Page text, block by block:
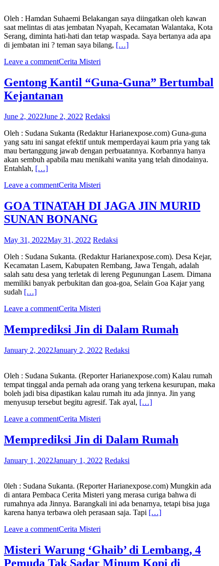
Oleh : Hamdan Suhaemi Belakangan saya diingatkan oleh kawan
saat melintas di atas jembatan Nyapah, Kecamatan Walantaka, Kota
Serang, diminta hati-hati dan tetap waspada. Saya bertanya ada apa
di jembatan ini ? teman saya bilang, […]
Leave a commentCerita Misteri
Gentong Kantil “Guna-Guna” Bertumbal
Kejantanan
June 2, 2022June 2, 2022 Redaksi
Oleh : Sudana Sukanta (Redaktur Harianexpose.com) Guna-guna
yang satu ini sangat efektif untuk memperdayai kaum pria yang tak
mau bertanggung jawab dengan perbuatannya. Korbannya hanya
akan sembuh apabila mau menikahi wanita yang telah dinodainya.
Entahlah, […]
Leave a commentCerita Misteri
GOA TINATAH DI JAGA JIN MURID
SUNAN BONANG
May 31, 2022May 31, 2022 Redaksi
Oleh : Sudana Sukanta. (Redaktur Harianexpose.com). Desa Kejar,
Kecamatan Lasem, Kabupaten Rembang, Jawa Tengah, adalah
salah satu desa yang terletak di lereng Pegunungan Lasem. Dimana
memiliki banyak perbukitan dan goa-goa, Selain Goa Kajar yang
sudah […]
Leave a commentCerita Misteri
Memprediksi Jin di Dalam Rumah
January 2, 2022January 2, 2022 Redaksi
Oleh : Sudana Sukanta. (Reporter Harianexpose.com) Kalau rumah
tempat tinggal anda pernah ada orang yang terkena kesurupan, maka
boleh jadi bisa dipastikan kalau rumah itu ada jinnya. Jin yang
menyusup tersebut begitu agresif. Tak ayal, […]
Leave a commentCerita Misteri
Memprediksi Jin di Dalam Rumah
January 1, 2022January 1, 2022 Redaksi
0leh : Sudana Sukanta. (Reporter Harianexpose.com) Mungkin ada
di antara Pembaca Cerita Misteri yang merasa curiga bahwa di
rumahnya ada Jinnya. Barangkali ini ada benarnya, tetapi bisa juga
karena hanya terbawa oleh perasaan saja. Tapi […]
Leave a commentCerita Misteri
Misteri Warung ‘Ghaib’ di Lembang, 4
Pemuda Tak Sadar Minum Kopi di